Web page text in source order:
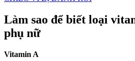
Làm sao để biết loại
phụ nữ
Vitamin A